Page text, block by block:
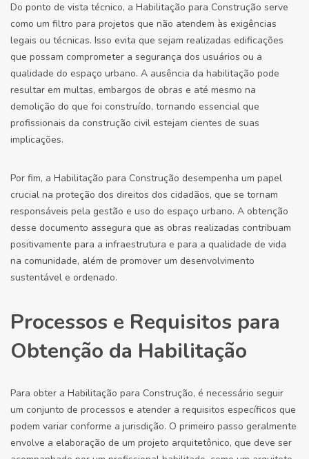
Do ponto de vista técnico, a Habilitação para Construção serve
como um filtro para projetos que não atendem às exigências
legais ou técnicas. Isso evita que sejam realizadas edificações
que possam comprometer a segurança dos usuários ou a
qualidade do espaço urbano. A ausência da habilitação pode
resultar em multas, embargos de obras e até mesmo na
demolição do que foi construído, tornando essencial que
profissionais da construção civil estejam cientes de suas
implicações.
Por fim, a Habilitação para Construção desempenha um papel
crucial na proteção dos direitos dos cidadãos, que se tornam
responsáveis pela gestão e uso do espaço urbano. A obtenção
desse documento assegura que as obras realizadas contribuam
positivamente para a infraestrutura e para a qualidade de vida
na comunidade, além de promover um desenvolvimento
sustentável e ordenado.
Processos e Requisitos para
Obtenção da Habilitação
Para obter a Habilitação para Construção, é necessário seguir
um conjunto de processos e atender a requisitos específicos que
podem variar conforme a jurisdição. O primeiro passo geralmente
envolve a elaboração de um projeto arquitetônico, que deve ser